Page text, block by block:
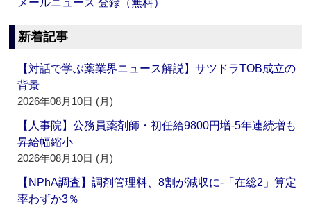
メールニュース 登録（無料）
新着記事
【対話で学ぶ薬業界ニュース解説】サツドラTOB成立の
背景
2026年08月10日 (月)
【人事院】公務員薬剤師・初任給9800円増‐5年連続増も
昇給幅縮小
2026年08月10日 (月)
【NPhA調査】調剤管理料、8割が減収に‐「在総2」算定
率わずか3％